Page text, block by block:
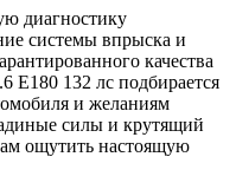
диагностику
системы впрыска и
качества
E180 132 лс подбирается
и желаниям
силы и крутящий
ощутить настоящую